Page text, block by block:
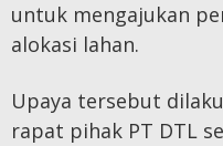
untuk mengajukan
alokasi lahan.
Upaya tersebut
rapat pihak PT DTL